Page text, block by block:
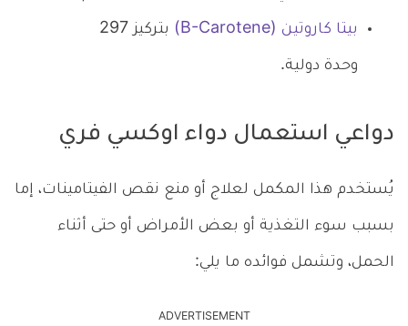
بيتا كاروتين (Β-Carotene) بتركيز 297
وحدة دولية.
دواعي استعمال دواء اوكسي فري
يُستخدم هذا المكمل لعلاج أو منع نقص الفيتامينات، إما
بسبب سوء التغذية أو بعض الأمراض أو حتى أثناء
الحمل، وتشمل فوائده ما يلي:
ADVERTISEMENT